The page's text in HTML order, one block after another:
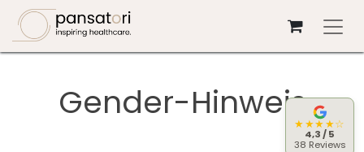
Zum Inhalt springen
Gender-Hinweis
★★★★☆
4,3 / 5
38 Reviews